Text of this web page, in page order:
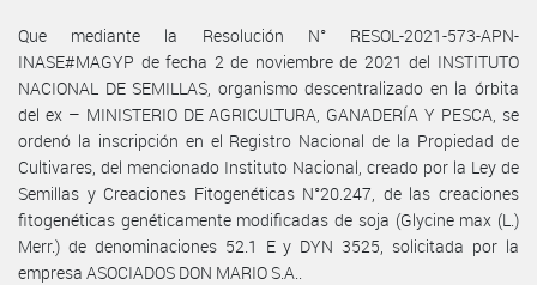
Que mediante la Resolución N° RESOL-2021-573-APN-
INASE#MAGYP de fecha 2 de noviembre de 2021 del INSTITUTO
NACIONAL DE SEMILLAS, organismo descentralizado en la órbita
del ex – MINISTERIO DE AGRICULTURA, GANADERÍA Y PESCA, se
ordenó la inscripción en el Registro Nacional de la Propiedad de
Cultivares, del mencionado Instituto Nacional, creado por la Ley de
Semillas y Creaciones Fitogenéticas N°20.247, de las creaciones
fitogenéticas genéticamente modificadas de soja (Glycine max (L.)
Merr.) de denominaciones 52.1 E y DYN 3525, solicitada por la
empresa ASOCIADOS DON MARIO S.A..